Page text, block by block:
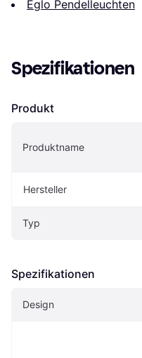
Eglo Pendelleuchten
Spezifikationen
Produkt
Produktname
Hersteller
Typ
Spezifikationen
Design